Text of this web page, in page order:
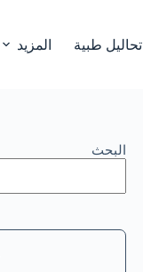
تحاليل طبية المزيد
البحث